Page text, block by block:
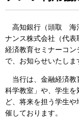
高知銀行（頭取 海
ナンス株式会社（代
経済教育セミナーコ
で、お知らせいたしま
当行は、金融経済教
科学教室」や、学生
ど、将来を担う学生
催しております。